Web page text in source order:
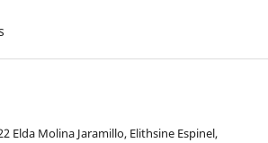
Elda Molina Jaramillo, Elithsine Espinel,